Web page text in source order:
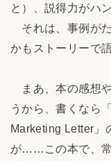
と）、説得力がハ
それは、事例が
かもストーリーで
まあ、本の感想
うから、書くなら
Marketing Letter」
が……この本で、常